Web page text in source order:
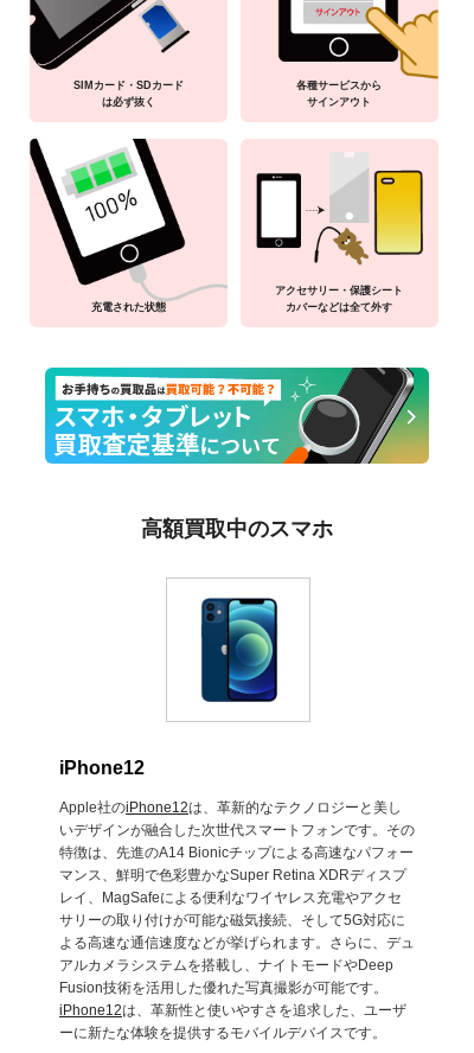
SIMカード・SDカード
は必ず抜く
各種サービスから
サインアウト
充電された状態
アクセサリー・保護シート
カバーなどは全て外す
高額買取中のスマホ
iPhone12
Apple社のiPhone12は、革新的なテクノロジーと美し
いデザインが融合した次世代スマートフォンです。その
特徴は、先進のA14 Bionicチップによる高速なパフォー
マンス、鮮明で色彩豊かなSuper Retina XDRディスプ
レイ、MagSafeによる便利なワイヤレス充電やアクセ
サリーの取り付けが可能な磁気接続、そして5G対応に
よる高速な通信速度などが挙げられます。さらに、デュ
アルカメラシステムを搭載し、ナイトモードやDeep
Fusion技術を活用した優れた写真撮影が可能です。
iPhone12は、革新性と使いやすさを追求した、ユーザ
ーに新たな体験を提供するモバイルデバイスです。